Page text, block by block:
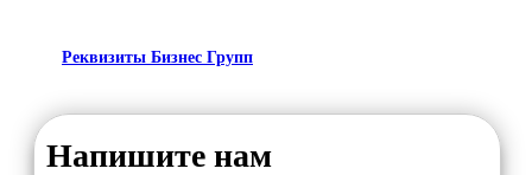
Реквизиты Бизнес Групп
Напишите нам